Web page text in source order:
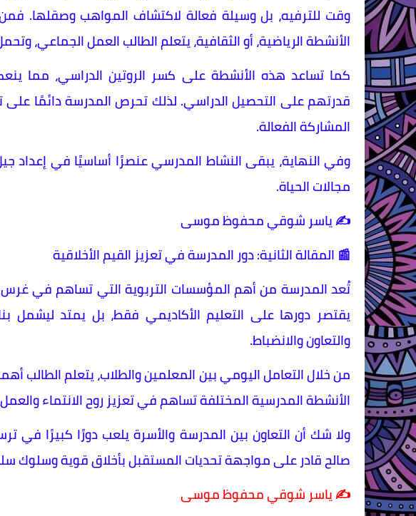
وقت للترفيه، بل وسيلة فعالة لاكتشاف المواهب وصقلها. فمن
الأنشطة الرياضية، أو الثقافية، يتعلم الطالب العمل الجماعي،
كما تساعد هذه الأنشطة على كسر الروتين الدراسي، مما
قدرتهم على التحصيل الدراسي. لذلك تحرص المدرسة دائمًا
المشاركة الفعالة.
وفي النهاية، يبقى النشاط المدرسي عنصرًا أساسيًا في إعداد
مجالات الحياة.
✍️ ياسر شوقي محفوظ موسى
📰 المقالة الثانية: دور المدرسة في تعزيز القيم الأخلاقية
تُعد المدرسة من أهم المؤسسات التربوية التي تساهم في غرس
يقتصر دورها على التعليم الأكاديمي فقط، بل يمتد ليشمل
والتعاون والانضباط.
من خلال التعامل اليومي بين المعلمين والطلاب، يتعلم الطالب
الأنشطة المدرسية المختلفة تساهم في تعزيز روح الانتماء
ولا شك أن التعاون بين المدرسة والأسرة يلعب دورًا كبيرًا في
صالح قادر على مواجهة تحديات المستقبل بأخلاق قوية وسلوك
✍️ ياسر شوقي محفوظ موسى